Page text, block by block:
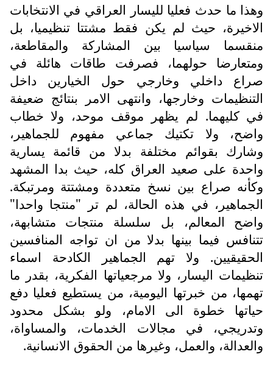
وهذا ما حدث فعليا لليسار العراقي في الانتخابات
الاخيرة، حيث لم يكن فقط مشتتا تنظيميا، بل
منقسما سياسيا بين المشاركة والمقاطعة،
ومتعارضا حولهما، فصرفت طاقات هائلة في
صراع داخلي وخارجي حول الخيارين داخل
التنظيمات وخارجها، وانتهى الامر بنتائج ضعيفة
في كليهما. لم يظهر موقف موحد، ولا خطاب
واضح، ولا تكتيك جماعي مفهوم للجماهير،
وشارك بقوائم مختلفة بدلا من قائمة يسارية
واحدة على صعيد العراق كله، حيث بدا المشهد
وكأنه صراع بين نسخ متعددة ومشتتة ومرتبكة.
الجماهير، في هذه الحالة، لم تر "منتجا واحدا"
واضح المعالم، بل سلسلة منتجات متشابهة،
تتنافس فيما بينها بدلا من ان تواجه المنافسين
الحقيقيين. ولا تهم الجماهير الكادحة اسماء
تنظيمات اليسار، ولا مرجعياتها الفكرية، بقدر ما
تهمها، من خبرتها اليومية، من يستطيع فعليا دفع
حياتها خطوة الى الامام، ولو بشكل محدود
وتدريجي، في مجالات الخدمات، والمساواة،
والعدالة، والعمل، وغيرها من الحقوق الانسانية.